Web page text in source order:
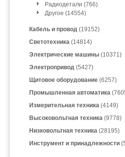
Радиодетали (766)
Другое (14554)
Кабель и провод (19152)
Светотехника (14814)
Электрические машины (10371)
Электропривод (5427)
Щитовое оборудование (6257)
Промышленная автоматика
Измерительная техника (4149)
Высоковольтная техника (9778)
Низковольтная техника (28195)
Инструмент и принадлежности